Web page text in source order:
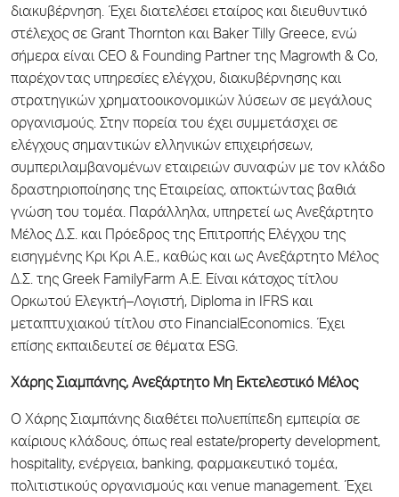
διακυβέρνηση. Έχει διατελέσει εταίρος και διευθυντικό
στέλεχος σε Grant Thornton και Baker Tilly Greece, ενώ
σήμερα είναι CEO & Founding Partner της Magrowth & Co,
παρέχοντας υπηρεσίες ελέγχου, διακυβέρνησης και
στρατηγικών χρηματοοικονομικών λύσεων σε μεγάλους
οργανισμούς. Στην πορεία του έχει συμμετάσχει σε
ελέγχους σημαντικών ελληνικών επιχειρήσεων,
συμπεριλαμβανομένων εταιρειών συναφών με τον κλάδο
δραστηριοποίησης της Εταιρείας, αποκτώντας βαθιά
γνώση του τομέα. Παράλληλα, υπηρετεί ως Ανεξάρτητο
Μέλος Δ.Σ. και Πρόεδρος της Επιτροπής Ελέγχου της
εισηγμένης Κρι Κρι Α.Ε., καθώς και ως Ανεξάρτητο Μέλος
Δ.Σ. της Greek FamilyFarm Α.Ε. Είναι κάτοχος τίτλου
Ορκωτού Ελεγκτή–Λογιστή, Diploma in IFRS και
μεταπτυχιακού τίτλου στο FinancialEconomics. Έχει
επίσης εκπαιδευτεί σε θέματα ESG.
Χάρης Σιαμπάνης, Ανεξάρτητο Μη Εκτελεστικό Μέλος
Ο Χάρης Σιαμπάνης διαθέτει πολυεπίπεδη εμπειρία σε
καίριους κλάδους, όπως real estate/property development,
hospitality, ενέργεια, banking, φαρμακευτικό τομέα,
πολιτιστικούς οργανισμούς και venue management. Έχει